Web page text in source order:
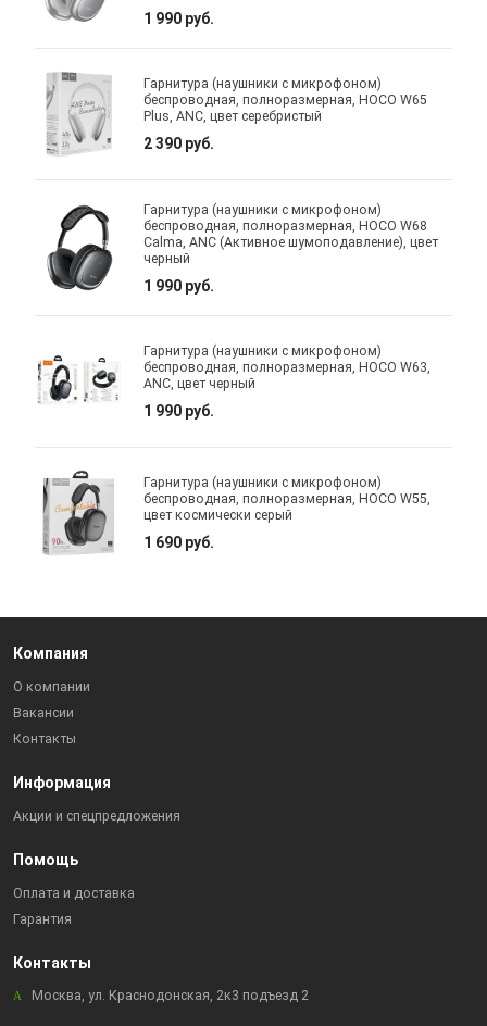
1 990 руб.
Гарнитура (наушники с микрофоном)
беспроводная, полноразмерная, HOCO W65
Plus, ANC, цвет серебристый
2 390 руб.
Гарнитура (наушники с микрофоном)
беспроводная, полноразмерная, HOCO W68
Calma, ANC (Активное шумоподавление), цвет
черный
1 990 руб.
Гарнитура (наушники с микрофоном)
беспроводная, полноразмерная, HOCO W63,
ANC, цвет черный
1 990 руб.
Гарнитура (наушники с микрофоном)
беспроводная, полноразмерная, HOCO W55,
цвет космически серый
1 690 руб.
Компания
О компании
Вакансии
Контакты
Информация
Акции и спецпредложения
Помощь
Оплата и доставка
Гарантия
Контакты
Москва, ул. Краснодонская, 2к3 подъезд 2